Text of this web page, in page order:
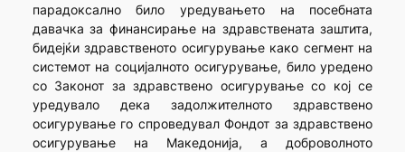
парадоксално било уредувањето на посебната
давачка за финансирање на здравствената заштита,
бидејќи здравственото осигурување како сегмент на
системот на социјалното осигурување, било уредено
со Законот за здравствено осигурување со кој се
уредувало дека задолжителното здравствено
осигурување го спроведувал Фондот за здравствено
осигурување на Македонија, а доброволното